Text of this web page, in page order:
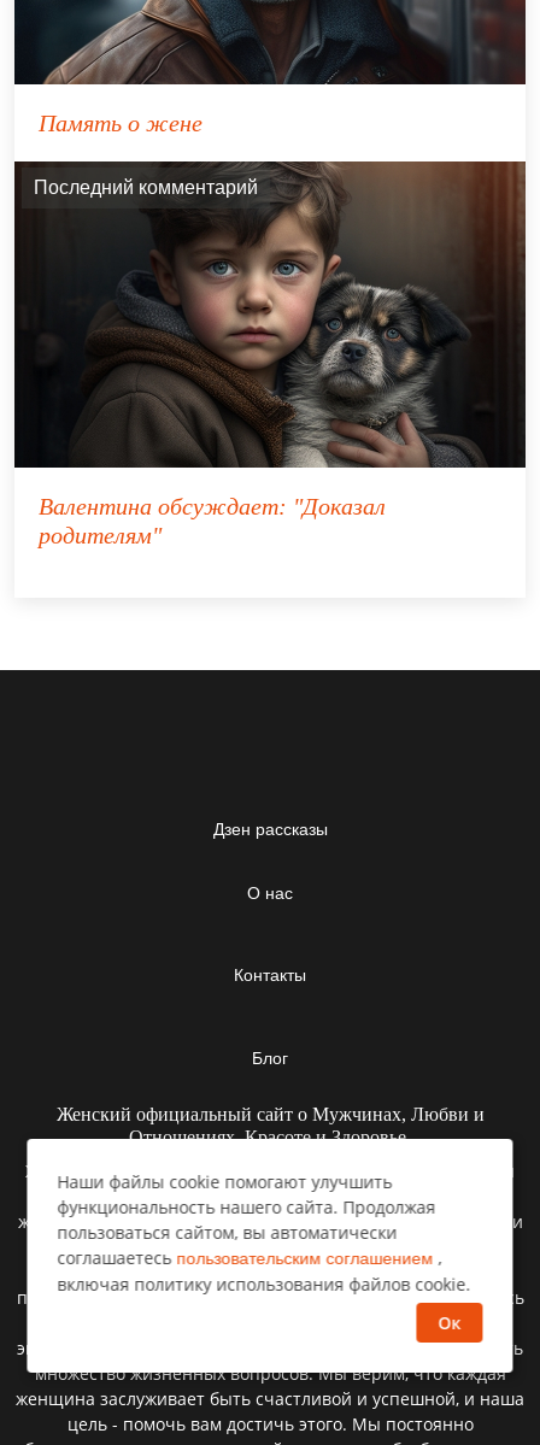
Память о жене
Последний комментарий
Валентина обсуждает: "Доказал
родителям"
Дзен рассказы
О нас
Контакты
Блог
Женский официальный сайт о Мужчинах, Любви и
Отношениях, Красоте и Здоровье.
Женский сайт Селемпи - это уникальная площадка, где вы
найдете множество интересных рассказов и историй на
женскую тематику. Мы заботимся о наших читательницах и
предоставляем актуальную информацию на различные
темы, которые волнуют женщин: красота, здоровье,
психология, дети, семья, деньги, образ жизни и отдых. Здесь
вы найдете полезные советы и рекомендации от наших
экспертов и опытных авторов, которые помогут вам решить
множество жизненных вопросов. Мы верим, что каждая
женщина заслуживает быть счастливой и успешной, и наша
цель - помочь вам достичь этого. Мы постоянно
Наши файлы cookie помогают улучшить
функциональность нашего сайта. Продолжая
пользоваться сайтом, вы автоматически
соглашаетесь пользовательским соглашением ,
включая политику использования файлов cookie.
Ок